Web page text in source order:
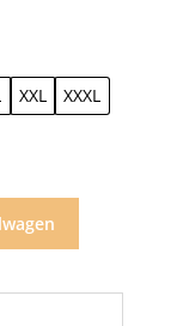
XXL XXXL